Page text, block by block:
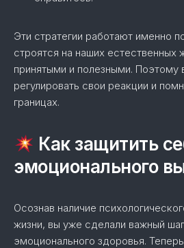
Эти стратегии работают именно
строятся на наших естественных
принятыми и полезными. Поэтому
регулировать свои реакции и
границах.
Как защитить
эмоционального
Осознав наличие
жизни, вы уже сделали важный
эмоционального здоровья.